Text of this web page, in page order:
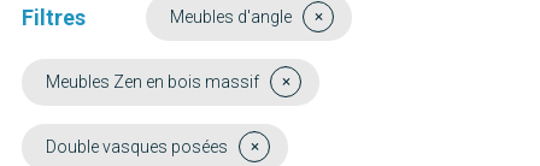
Filtres Meubles d'angle
Meubles Zen en bois massif
Double vasques posées